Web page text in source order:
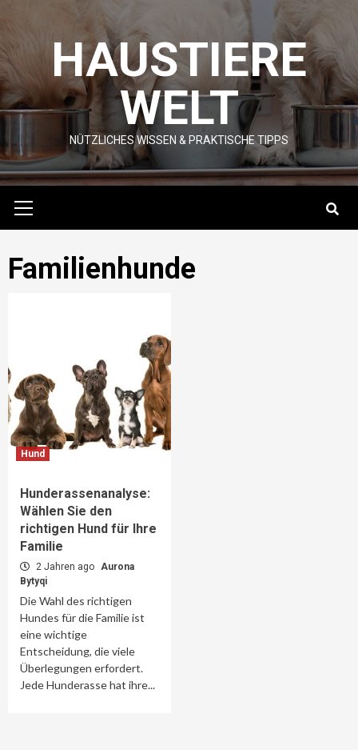
content HAUSTIERE
WELT
NÜTZLICHES WISSEN & PRAKTISCHE TIPPS
Menu
Familienhunde
Hund
Hunderassenanalyse:
Wählen Sie den
richtigen Hund für Ihre
Familie
2 Jahren ago Aurona
Bytyqi
Die Wahl des richtigen
Hundes für die Familie ist
eine wichtige
Entscheidung, die viele
Überlegungen erfordert.
Jede Hunderasse hat ihre...